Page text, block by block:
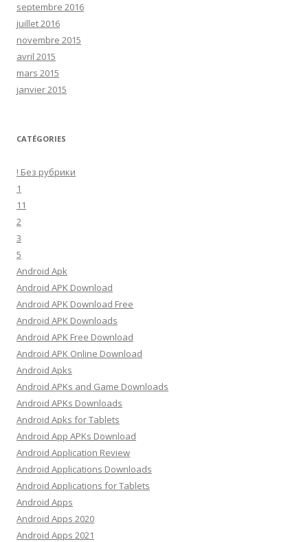
septembre 2016
juillet 2016
novembre 2015
avril 2015
mars 2015
janvier 2015
CATÉGORIES
! Без рубрики
1
11
2
3
5
Android Apk
Android APK Download
Android APK Download Free
Android APK Downloads
Android APK Free Download
Android APK Online Download
Android Apks
Android APKs and Game Downloads
Android APKs Downloads
Android Apks for Tablets
Android App APKs Download
Android Application Review
Android Applications Downloads
Android Applications for Tablets
Android Apps
Android Apps 2020
Android Apps 2021